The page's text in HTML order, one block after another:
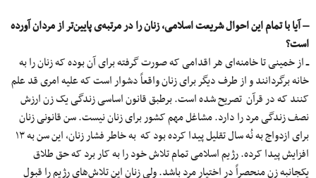
– آیا با تمام این احوال شریعت اسلامی، زنان را در مرتبه‌ی پایین‌تر از مردان آورده
است؟
ــ از خمینی تا خامنه‌ای هر اقدامی که صورت گرفته برای آن بوده که زنان را به
خانه برگردانند و از طرف دیگر برای زنان واقعاً دشوار است که علیه امری قد علم
کنند که در قرآن تصریح شده است. برطبق قانون اساسی زندگی یک زن ارزش
نصف زندگی مرد را دارد. مشاغل مهم کشور برای زنان نیست. سن قانونی زنان
برای ازدواج به نُه سال تقلیل پیدا کرده بود که به‌ خاطر فشار زنان، این سن به ۱۳
افزایش پیدا کرده. رژیم اسلامی تمام تلاش خود را به کار برد که حق طلاق
یکجانبه زن منحصراً در اختیار مرد باشد. ولی زنان این تلاش‌های رژیم را قبول